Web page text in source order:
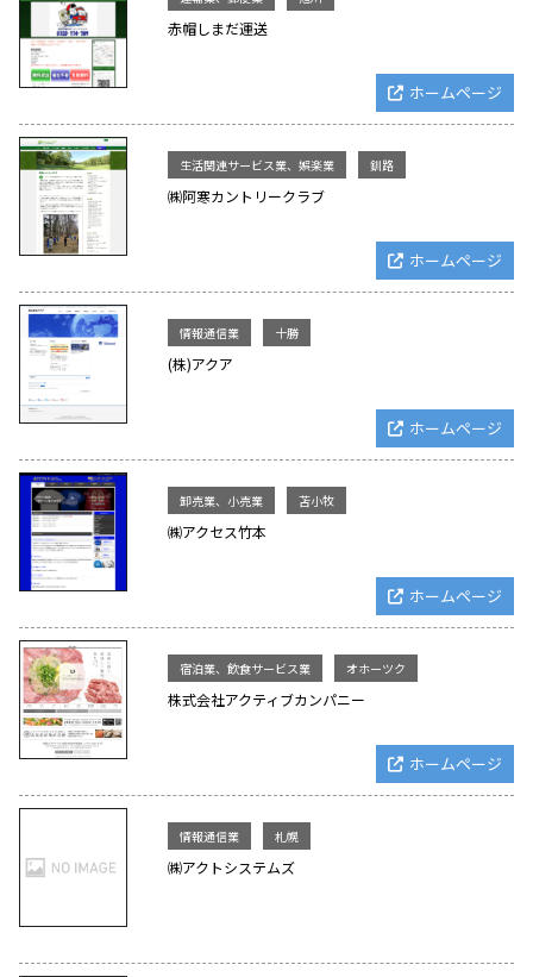
赤帽しまだ運送
ホームページ
生活関連サービス業、娯楽業 釧路
㈱阿寒カントリークラブ
ホームページ
情報通信業 十勝
(株)アクア
ホームページ
卸売業、小売業 苫小牧
㈱アクセス竹本
ホームページ
宿泊業、飲食サービス業 オホーツク
株式会社アクティブカンパニー
ホームページ
情報通信業 札幌
㈱アクトシステムズ